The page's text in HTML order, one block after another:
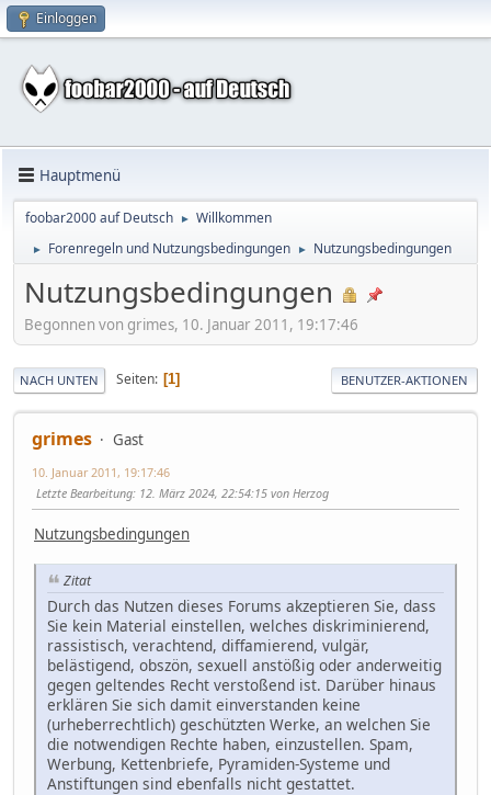
Einloggen
Hauptmenü
foobar2000 auf Deutsch ► Willkommen
► Forenregeln und Nutzungsbedingungen ► Nutzungsbedingungen
Nutzungsbedingungen
Begonnen von grimes, 10. Januar 2011, 19:17:46
NACH UNTEN Seiten 1 BENUTZER-AKTIONEN
grimes Gast
10. Januar 2011, 19:17:46
Letzte Bearbeitung: 12. März 2024, 22:54:15 von Herzog
Nutzungsbedingungen
Zitat
Durch das Nutzen dieses Forums akzeptieren Sie, dass
Sie kein Material einstellen, welches diskriminierend,
rassistisch, verachtend, diffamierend, vulgär,
belästigend, obszön, sexuell anstößig oder anderweitig
gegen geltendes Recht verstoßend ist. Darüber hinaus
erklären Sie sich damit einverstanden keine
(urheberrechtlich) geschützten Werke, an welchen Sie
die notwendigen Rechte haben, einzustellen. Spam,
Werbung, Kettenbriefe, Pyramiden-Systeme und
Anstiftungen sind ebenfalls nicht gestattet.